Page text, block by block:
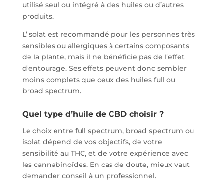
utilisé seul ou intégré à des huiles ou d’autres
produits.
L’isolat est recommandé pour les personnes très
sensibles ou allergiques à certains composants
de la plante, mais il ne bénéficie pas de l’effet
d’entourage. Ses effets peuvent donc sembler
moins complets que ceux des huiles full ou
broad spectrum.
Quel type d’huile de CBD choisir ?
Le choix entre full spectrum, broad spectrum ou
isolat dépend de vos objectifs, de votre
sensibilité au THC, et de votre expérience avec
les cannabinoïdes. En cas de doute, mieux vaut
demander conseil à un professionnel.